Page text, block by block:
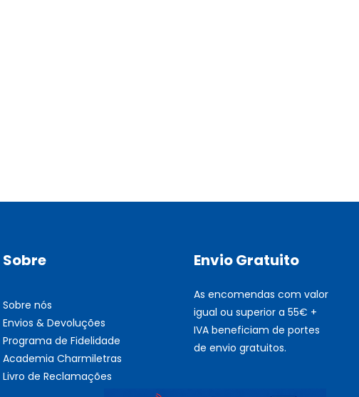
Sobre
Sobre nós
Envios & Devoluções
Programa de Fidelidade
Academia Charmiletras
Livro de Reclamações
Envio Gratuito
As encomendas com valor
igual ou superior a 55€ +
IVA beneficiam de portes
de envio gratuitos.